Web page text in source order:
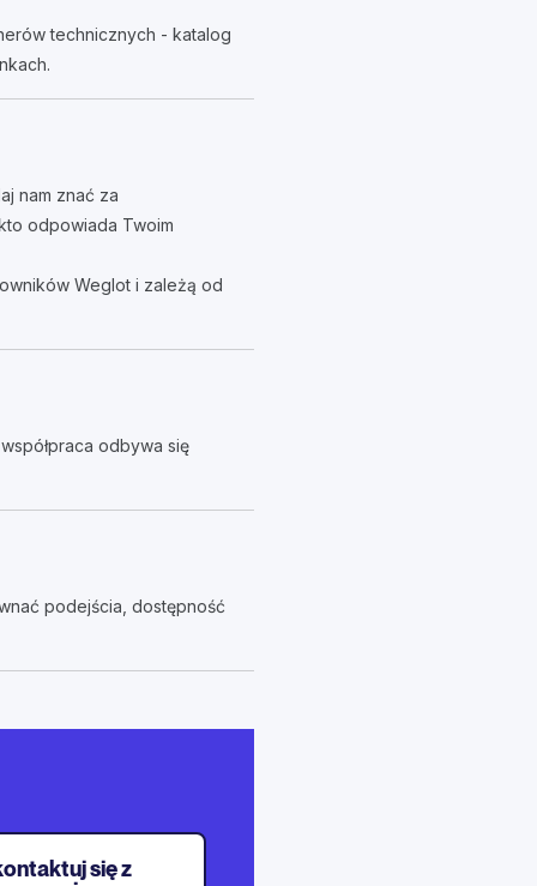
technicznych - katalog
nam znać za
odpowiada Twoim
Weglot i zależą od
odbywa się
podejścia, dostępność
się z